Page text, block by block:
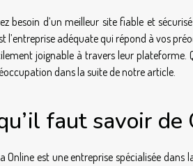
besoin d’un meilleur site fiable et
l’entreprise adéquate qui répond à vos
joignable à travers leur plateforme.
dans la suite de notre article.
faut savoir
Online est une entreprise spécialisée